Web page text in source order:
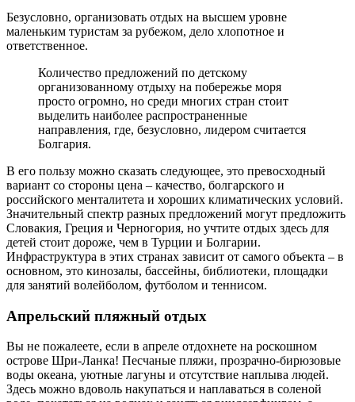
Безусловно, организовать отдых на высшем уровне
маленьким туристам за рубежом, дело хлопотное и
ответственное.
Количество предложений по детскому
организованному отдыху на побережье моря
просто огромно, но среди многих стран стоит
выделить наиболее распространенные
направления, где, безусловно, лидером считается
Болгария.
В его пользу можно сказать следующее, это превосходный
вариант со стороны цена – качество, болгарского и
российского менталитета и хороших климатических условий.
Значительный спектр разных предложений могут предложить
Словакия, Греция и Черногория, но учтите отдых здесь для
детей стоит дороже, чем в Турции и Болгарии.
Инфраструктура в этих странах зависит от самого объекта – в
основном, это кинозалы, бассейны, библиотеки, площадки
для занятий волейболом, футболом и теннисом.
Апрельский пляжный отдых
Вы не пожалеете, если в апреле отдохнете на роскошном
острове Шри-Ланка! Песчаные пляжи, прозрачно-бирюзовые
воды океана, уютные лагуны и отсутствие наплыва людей.
Здесь можно вдоволь накупаться и наплаваться в соленой